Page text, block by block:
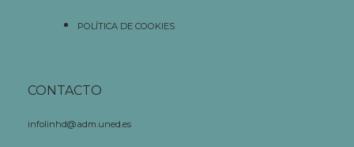
POLÍTICA DE COOKIES
CONTACTO
infolinhd@adm.uned.es